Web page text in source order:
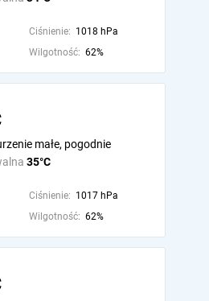
Ciśnienie: 1018 hPa
Wilgotność: 62%
35°C
małe, pogodnie
Ciśnienie: 1017 hPa
Wilgotność: 62%